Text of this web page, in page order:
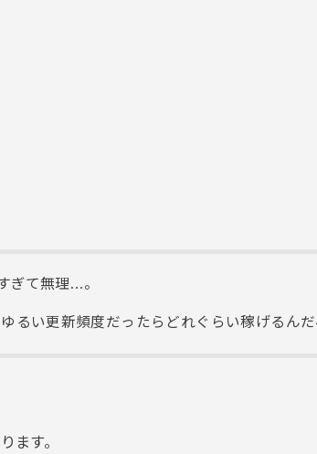
ぎて無理…。
るい更新頻度だったらどれぐらい稼げるんだ
ます。